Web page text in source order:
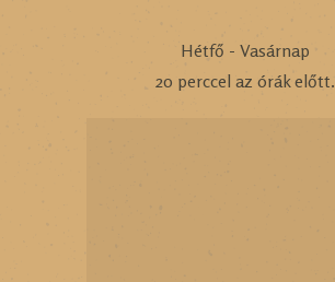
Hétfő - Vasárnap
20 perccel az órák előtt.